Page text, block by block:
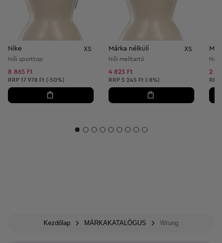
Nike XS
Női sporttop
8 865 Ft
Ajánlott ár:
RRP 17 978 Ft (-50%)
Márka nélküli XS
Női melltartó
4 823 Ft
Ajánlott ár:
RRP 5 245 Ft (-8%)
Női
2
RRP
Kezdőlap MÁRKAKATALÓGUS Wrung